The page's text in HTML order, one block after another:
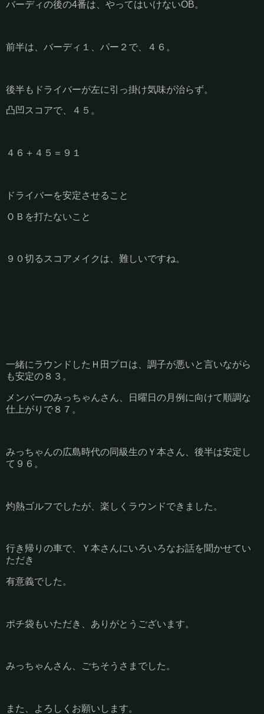
バーディの後の4番は、やってはいけないOB。
前半は、バーディ１、パー２で、４６。
後半もドライバーが左に引っ掛け気味が治らず。
凸凹スコアで、４５。
４６＋４５＝９１
ドライバーを安定させること
ＯＢを打たないこと
９０切るスコアメイクは、難しいですね。
一緒にラウンドしたＨ田プロは、調子が悪いと言いながら
も安定の８３。
メンバーのみっちゃんさん、日曜日の月例に向けて順調な
仕上がりで８７。
みっちゃんの広島時代の同級生のＹ本さん、後半は安定し
て９６。
灼熱ゴルフでしたが、楽しくラウンドできました。
行き帰りの車で、Ｙ本さんにいろいろなお話を聞かせてい
ただき
有意義でした。
ポチ袋もいただき、ありがとうございます。
みっちゃんさん、ごちそうさまでした。
また、よろしくお願いします。